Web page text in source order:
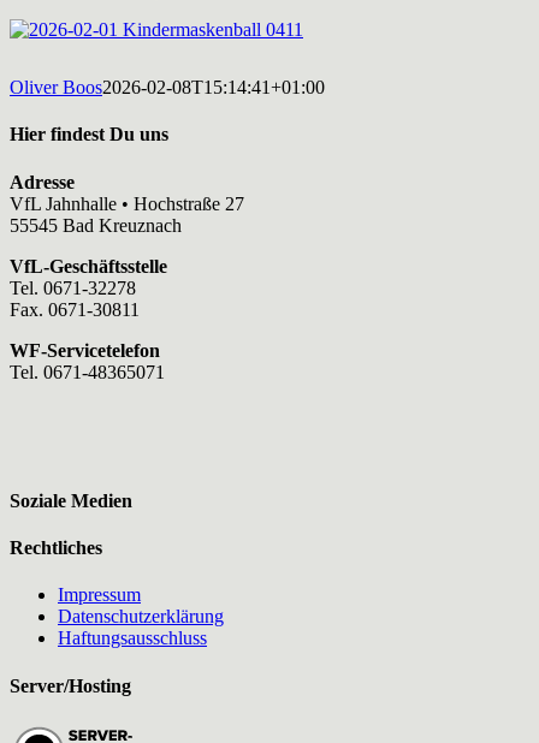
Oliver Boos2026-02-08T15:14:41+01:00
Hier findest Du uns
Adresse
VfL Jahnhalle • Hochstraße 27
55545 Bad Kreuznach
VfL-Geschäftsstelle
Tel. 0671-32278
Fax. 0671-30811
WF-Servicetelefon
Tel. 0671-48365071
Soziale Medien
Rechtliches
Impressum
Datenschutzerklärung
Haftungsausschluss
Server/Hosting